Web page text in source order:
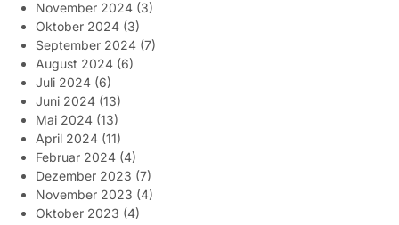
November 2024 (3)
Oktober 2024 (3)
September 2024 (7)
August 2024 (6)
Juli 2024 (6)
Juni 2024 (13)
Mai 2024 (13)
April 2024 (11)
Februar 2024 (4)
Dezember 2023 (7)
November 2023 (4)
Oktober 2023 (4)